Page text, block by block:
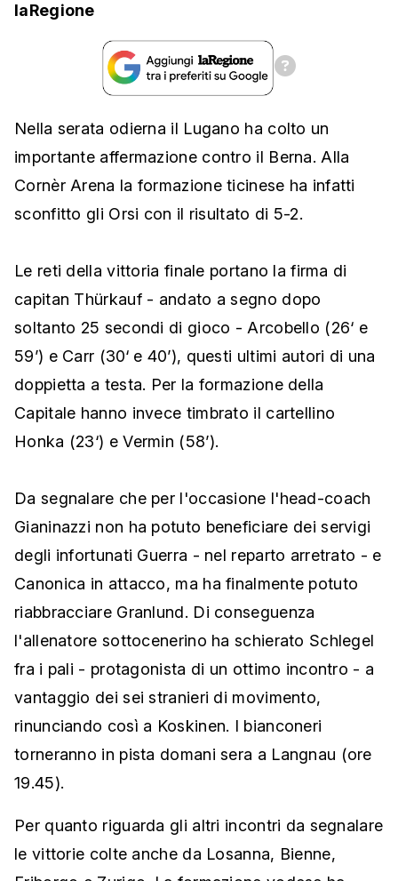
laRegione
Nella serata odierna il Lugano ha colto un
importante affermazione contro il Berna. Alla
Cornèr Arena la formazione ticinese ha infatti
sconfitto gli Orsi con il risultato di 5-2.
Le reti della vittoria finale portano la firma di
capitan Thürkauf - andato a segno dopo
soltanto 25 secondi di gioco - Arcobello (26‘ e
59’) e Carr (30‘ e 40’), questi ultimi autori di una
doppietta a testa. Per la formazione della
Capitale hanno invece timbrato il cartellino
Honka (23‘) e Vermin (58’).
Da segnalare che per l'occasione l'head-coach
Gianinazzi non ha potuto beneficiare dei servigi
degli infortunati Guerra - nel reparto arretrato - e
Canonica in attacco, ma ha finalmente potuto
riabbracciare Granlund. Di conseguenza
l'allenatore sottocenerino ha schierato Schlegel
fra i pali - protagonista di un ottimo incontro - a
vantaggio dei sei stranieri di movimento,
rinunciando così a Koskinen. I bianconeri
torneranno in pista domani sera a Langnau (ore
19.45).
Per quanto riguarda gli altri incontri da segnalare
le vittorie colte anche da Losanna, Bienne,